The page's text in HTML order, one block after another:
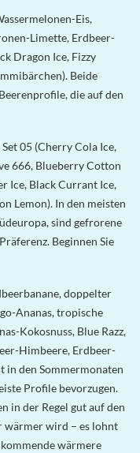
Eis,
Limette, Erdbeer-
Dragon Ice, Fizzy
Beide
die auf den
Set 05 (Cherry Cola Ice,
666, Blueberry Cotton
Ice, Black Currant Ice,
Lemon). In den meisten
sind gefrorene
Beginnen Sie
doppelter
Ananas, tropische
Kokosnuss, Blue Razz,
Himbeere, Erdbeer-
in den Sommermonaten
Profile bevorzugen.
in der Regel gut auf den
wärmer wird – es lohnt
wärmere